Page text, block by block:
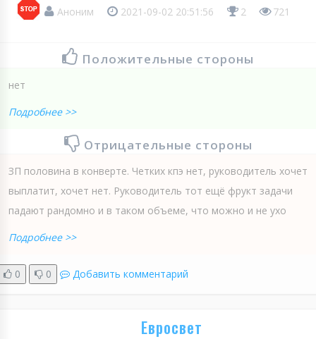
Аноним 2021-09-02 20:51:56 2 721
Положительные стороны
нет
Подробнее >>
Отрицательные стороны
ЗП половина в конверте. Четких кпэ нет, руководитель хочет
выплатит, хочет нет. Руководитель тот ещё фрукт задачи
падают рандомно и в таком объеме, что можно и не ухо
Подробнее >>
0 0 Добавить комментарий
Евросвет